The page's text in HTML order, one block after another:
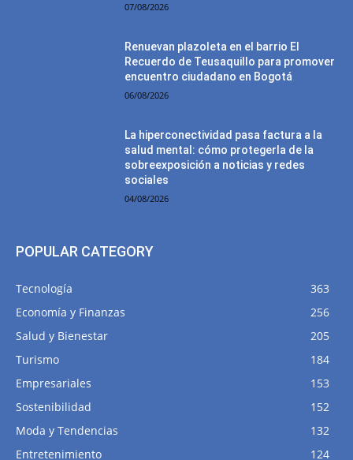
07/08/2026
Renuevan plazoleta en el barrio El
Recuerdo de Teusaquillo para promover
encuentro ciudadano en Bogotá
06/08/2026
La hiperconectividad pasa factura a la
salud mental: cómo protegerla de la
sobreexposición a noticias y redes
sociales
04/08/2026
POPULAR CATEGORY
Tecnología
363
Economía y Finanzas
256
Salud y Bienestar
205
Turismo
184
Empresariales
153
Sostenibilidad
152
Moda y Tendencias
132
Entretenimiento
124